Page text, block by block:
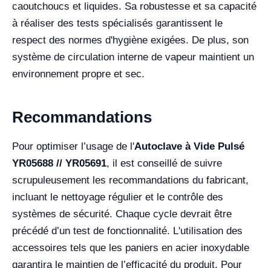
caoutchoucs et liquides. Sa robustesse et sa capacité
à réaliser des tests spécialisés garantissent le
respect des normes d'hygiène exigées. De plus, son
système de circulation interne de vapeur maintient un
environnement propre et sec.
Recommandations
Pour optimiser l’usage de l'Autoclave à Vide Pulsé
YR05688 // YR05691, il est conseillé de suivre
scrupuleusement les recommandations du fabricant,
incluant le nettoyage régulier et le contrôle des
systèmes de sécurité. Chaque cycle devrait être
précédé d’un test de fonctionnalité. L'utilisation des
accessoires tels que les paniers en acier inoxydable
garantira le maintien de l’efficacité du produit. Pour